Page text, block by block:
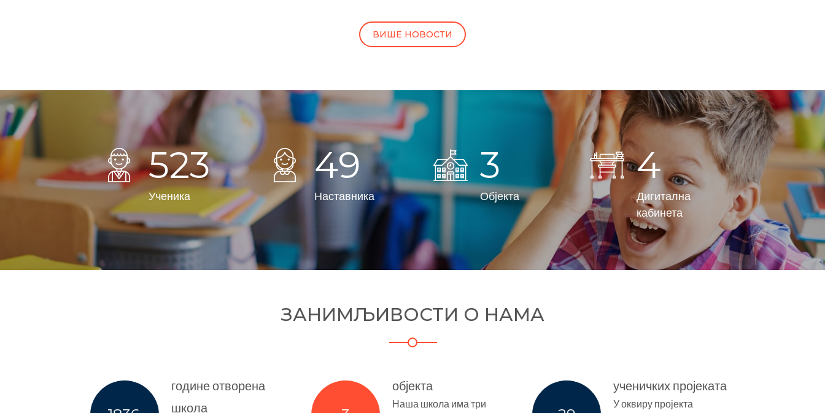
ВИШЕ НОВОСТИ
537
Ученика
50
Наставника
3
Објекта
4
Дигитална
кабинета
ЗАНИМЉИВОСТИ О НАМА
године отворена
школа
објекта
Наша школа има три
ученичких пројеката
У оквиру пројекта